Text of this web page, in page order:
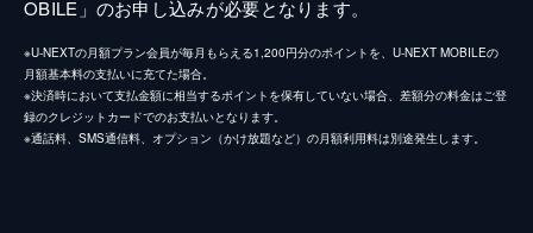
OBILE」のお申し込みが必要となります。
※U-NEXTの月額プラン会員が毎月もらえる1,200円分のポイントを、U-NEXT MOBILEの
月額基本料の支払いに充てた場合。
※決済時において支払金額に相当するポイントを保有していない場合、差額分の料金はご登
録のクレジットカードでのお支払いとなります。
※通話料、SMS通信料、オプション（かけ放題など）の月額利用料は別途発生します。